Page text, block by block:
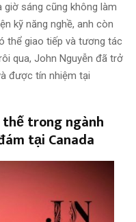
sáng cũng không làm
kỹ năng nghề, anh còn
thể giao tiếp và tương tác
qua, John Nguyễn đã trở
được tín nhiệm tại
trong ngành
tại Canada